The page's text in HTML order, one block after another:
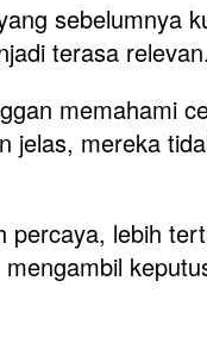
sebelumnya
terasa relevan.
memahami
jelas, mereka
percaya, lebih